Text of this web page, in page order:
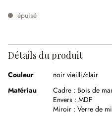
épuisé
Détails du produit
Couleur
noir vieilli/clair
Matériau
Cadre : Bois de
Envers : MDF
Miroir : Verre de